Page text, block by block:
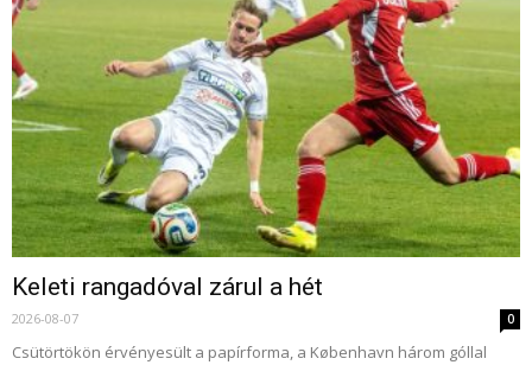
Keleti rangadóval zárul a hét
2026-08-07 0
Csütörtökön érvényesült a papírforma, a København három góllal